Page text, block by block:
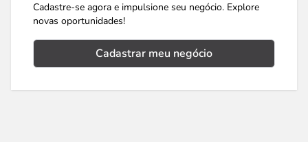
Cadastre-se agora e impulsione seu negócio. Explore
novas oportunidades!
Cadastrar meu negócio